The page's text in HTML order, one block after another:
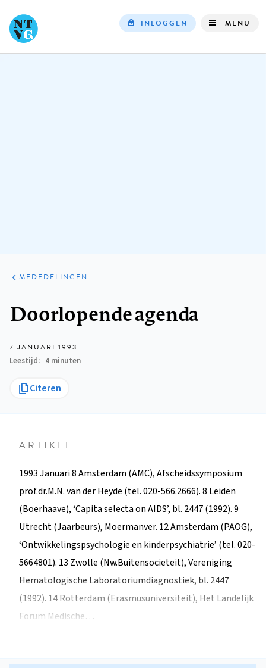
INLOGGEN MENU
ARTIKELEN
VARIA
MEDEDELINGEN
Doorlopende agenda
7 JANUARI 1993
Leestijd
4 minuten
Citeren
ARTIKEL
1993 Januari 8 Amsterdam (AMC), Afscheidssymposium
prof.dr.M.N. van der Heyde (tel. 020-566.2666). 8 Leiden
(Boerhaave), ‘Capita selecta on AIDS’, bl. 2447 (1992). 9
Utrecht (Jaarbeurs), Moermanver. 12 Amsterdam (PAOG),
‘Ontwikkelingspsychologie en kinderpsychiatrie’ (tel. 020-
5664801). 13 Zwolle (Nw.Buitensocieteit), Vereniging
Hematologische Laboratoriumdiagnostiek, bl. 2447
(1992). 14 Rotterdam (Erasmusuniversiteit), Het Landelijk
Forum Medische…